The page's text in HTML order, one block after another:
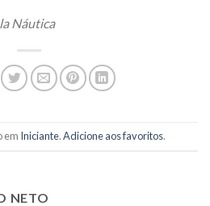
Náutica
em Iniciante.Adicione aos favoritos.
NETO